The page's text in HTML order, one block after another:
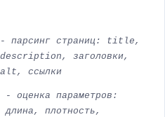
- парсинг страниц: title,
description, заголовки,
alt, ссылки
- оценка параметров:
длина, плотность,